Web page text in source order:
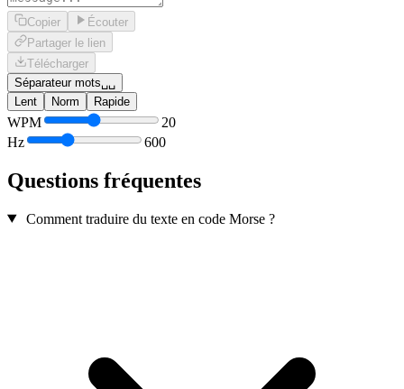
Copier
Écouter
Partager le lien
Télécharger
Séparateur mots␣␣
Lent
Norm Rapide
WPM
20
Hz
600
Questions fréquentes
Comment traduire du texte en code Morse ?